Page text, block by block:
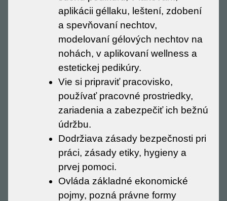
aplikácii géllaku, leštení, zdobení
a spevňovaní nechtov,
modelovaní gélových nechtov na
nohách, v aplikovaní wellness a
estetickej pedikúry.
Vie si pripraviť pracovisko,
používať pracovné prostriedky,
zariadenia a zabezpečiť ich bežnú
údržbu.
Dodržiava zásady bezpečnosti pri
práci, zásady etiky, hygieny a
prvej pomoci.
Ovláda základné ekonomické
pojmy, pozná právne formy